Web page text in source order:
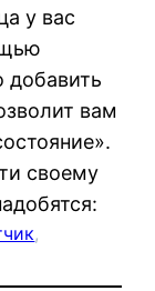
у вас
вам
своему